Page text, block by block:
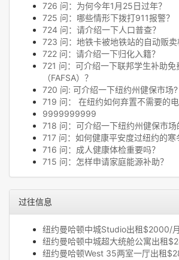
726 问：为何今年1月25日过年？
725 问：哪些情形下拨打911报警？
724 问：请介绍一下人口普查？
723 问：地铁卡被地铁站的自动贩卖
722 问：请介绍一下归化入籍？
721 问：可介绍一下联邦学生补助免
（FAFSA）？
720 问: 可介绍一下纽约州健保市场?
719 问： 在纽约如何弃置不需要的电
9999999999
718 问：可介绍一下纽约州健保市场
717 问：如何健康平安度过纽约的寒
716 问：成人健康体检重要吗？
715 问：怎样申请家庭能源补助？
过往信息
纽约曼哈顿中城Studio出租$2000/
纽约曼哈顿中城超大统舱公寓出租
纽约曼哈顿West 35两室一厅出租